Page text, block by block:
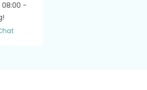
08:00 -